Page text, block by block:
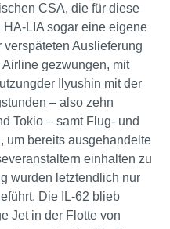
CSA, die für diese
LIA sogar eine eigene
Auslieferung
gezwungen, mit
Ilyushin mit der
– also zehn
Tokio – samt Flug- und
um bereits ausgehandelte
einhalten zu
wurden letztendlich nur
Die IL-62 blieb
Jet in der Flotte von